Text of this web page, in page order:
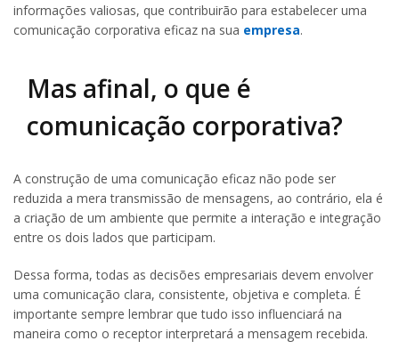
informações valiosas, que contribuirão para estabelecer uma
comunicação corporativa eficaz na sua empresa.
Mas afinal, o que é
comunicação corporativa?
A construção de uma comunicação eficaz não pode ser
reduzida a mera transmissão de mensagens, ao contrário, ela é
a criação de um ambiente que permite a interação e integração
entre os dois lados que participam.
Dessa forma, todas as decisões empresariais devem envolver
uma comunicação clara, consistente, objetiva e completa. É
importante sempre lembrar que tudo isso influenciará na
maneira como o receptor interpretará a mensagem recebida.